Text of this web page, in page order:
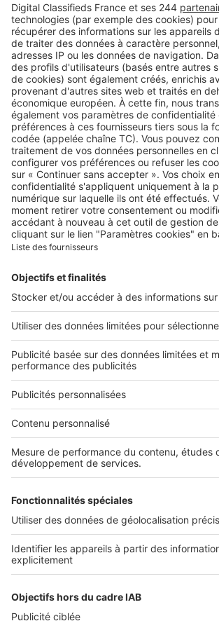
Retrouvez-nous sur …
A propos
Qui sommes-nous ?
Contacter le service client
Nous rejoindre
Presse
Nos applications
Découvrez nos applications
Services pro
Accès client
Informations légales
Politique Générale de Protection des Données